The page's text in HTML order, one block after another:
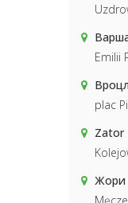
Emilii
plac
Zator
Жори